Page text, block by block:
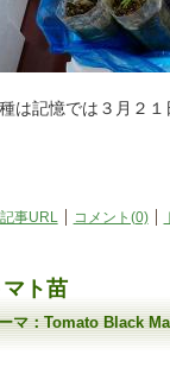
は記憶では３月２
記事URL コメント(0)
マト苗
マ：Tomato Black